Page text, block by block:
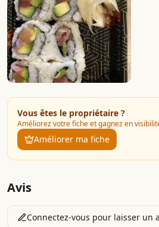
Vous êtes le propriétaire ?
Améliorez votre fiche et gagnez en
Améliorer ma fiche
Avis
Connectez-vous pour laisser un